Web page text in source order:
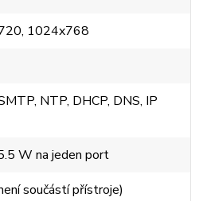
1024x768
NTP, DHCP, DNS, IP
W na jeden port
součástí přístroje)